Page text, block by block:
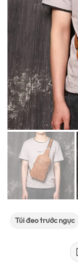
Túi đeo trước ngực